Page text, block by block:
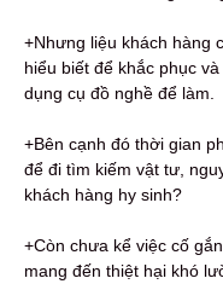
+Nhưng liệu khách hàng
hiểu biết để khắc phục
dụng cụ đồ nghề để làm.
+Bên cạnh đó thời gian
để đi tìm kiếm vật tư,
khách hàng hy sinh?
+Còn chưa kể việc cố
mang đến thiệt hại khó